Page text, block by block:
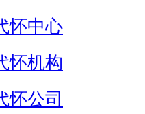
怀中心
怀机构
怀公司